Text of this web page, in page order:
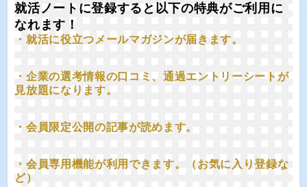
就活ノートに登録すると以下の特典がご利用に
なれます！
・就活に役立つメールマガジンが届きます。
・企業の選考情報の口コミ、通過エントリーシートが
見放題になります。
・会員限定公開の記事が読めます。
・会員専用機能が利用できます。（お気に入り登録な
ど）